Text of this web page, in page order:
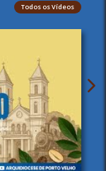
Todos os Vídeos